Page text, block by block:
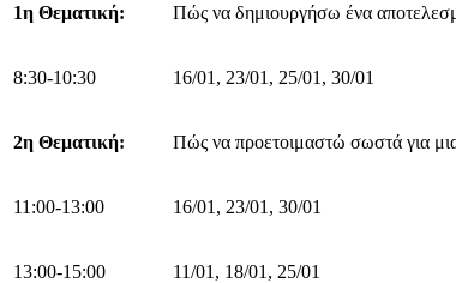
1η Θεματική: Πώς να δημιουργήσω ένα
8:30-10:30 16/01, 23/01, 25/01, 30/01
2η Θεματική: Πώς να προετοιμαστώ σωστά για
11:00-13:00 16/01, 23/01, 30/01
13:00-15:00 11/01, 18/01, 25/01